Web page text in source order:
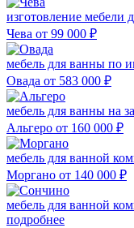
изготовление мебели
Чева от 99 000 ₽
мебель для ванны по
Овада от 583 000 ₽
мебель для ванны на
Альгеро от 160 000 ₽
мебель для ванной
Моргано от 140 000 ₽
мебель для ванной
подробнее